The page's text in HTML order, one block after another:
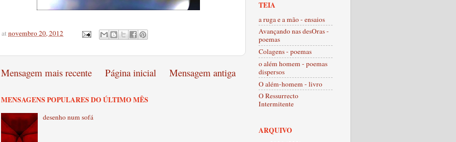
atnovembro 20, 2012
Mensagem mais recente Mensagem antiga
Página inicial
MENSAGENS POPULARES DO ÚLTIMO MÊS
desenho num sofá
TEIA
a ruga e a mão - ensaios
Avançando nas desOras -
poemas
Colagens - poemas
o além homem - poemas
dispersos
O além-homem - livro
O Ressurrecto
Intermitente
ARQUIVO